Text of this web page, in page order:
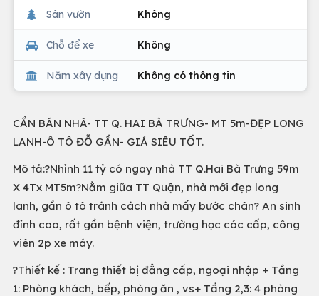
Sân vườn Không
Chỗ để xe Không
Năm xây dựng Không có thông tin
CẦN BÁN NHÀ- TT Q. HAI BÀ TRƯNG- MT 5m-ĐẸP LONG
LANH-Ô TÔ ĐỖ GẦN- GIÁ SIÊU TỐT.
Mô tả:?Nhỉnh 11 tỷ có ngay nhà TT Q.Hai Bà Trưng 59m
X 4Tx MT5m?Nằm giữa TT Quận, nhà mới đẹp long
lanh, gần ô tô tránh cách nhà mấy bước chân? An sinh
đỉnh cao, rất gần bệnh viện, trường học các cấp, công
viên 2p xe máy.
?Thiết kế : Trang thiết bị đẳng cấp, ngoại nhập + Tầng
1: Phòng khách, bếp, phòng ăn , vs+ Tầng 2,3: 4 phòng